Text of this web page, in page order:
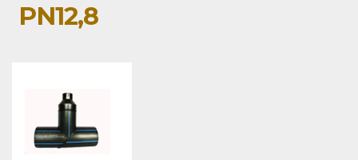
PN12,8